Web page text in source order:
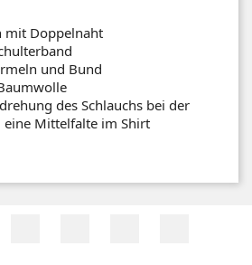
mit Doppelnaht
und Bund
des Schlauchs bei der
Mittelfalte im Shirt